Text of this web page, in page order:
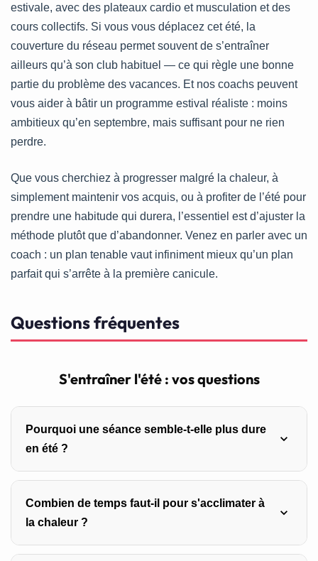
estivale, avec des plateaux cardio et musculation et des
cours collectifs. Si vous vous déplacez cet été, la
couverture du réseau permet souvent de s’entraîner
ailleurs qu’à son club habituel — ce qui règle une bonne
partie du problème des vacances. Et nos coachs peuvent
vous aider à bâtir un programme estival réaliste : moins
ambitieux qu’en septembre, mais suffisant pour ne rien
perdre.
Que vous cherchiez à progresser malgré la chaleur, à
simplement maintenir vos acquis, ou à profiter de l’été pour
prendre une habitude qui durera, l’essentiel est d’ajuster la
méthode plutôt que d’abandonner. Venez en parler avec un
coach : un plan tenable vaut infiniment mieux qu’un plan
parfait qui s’arrête à la première canicule.
Questions fréquentes
S'entraîner l'été : vos questions
Pourquoi une séance semble-t-elle plus dure
en été ?
évacuer la chaleur, ce qui en détourne des muscles. Le
cœur compense en accélérant : à effort égal, la fréquence
cardiaque est plus élevée. Ce n’est pas une baisse de
Combien de temps faut-il pour s'acclimater à
la chaleur ?